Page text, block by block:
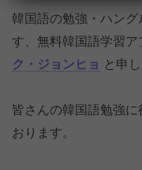
韓国語の勉強・ハン
す、無料韓国語学習
ク・ジョンヒョ と申
皆さんの韓国語勉強
おります。